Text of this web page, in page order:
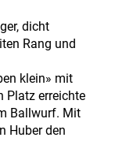
dicht
Rang und
klein» mit
Platz erreichte
Ballwurf. Mit
Huber den